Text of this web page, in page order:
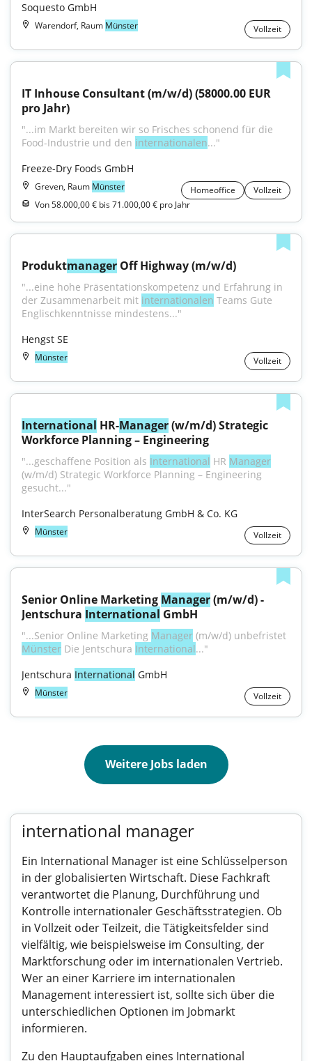
Soquesto GmbH
Warendorf, Raum Münster Vollzeit
IT Inhouse Consultant (m/w/d) (58000.00 EUR
pro Jahr)
"...im Markt bereiten wir so Frisches schonend für die
Food-Industrie und den internationalen..."
Freeze-Dry Foods GmbH
Greven, Raum Münster Homeoffice
Vollzeit
Von 58.000,00 € bis 71.000,00 € pro Jahr
Produktmanager Off Highway (m/w/d)
"...eine hohe Präsentationskompetenz und Erfahrung in
der Zusammenarbeit mit internationalen Teams Gute
Englischkenntnisse mindestens..."
Hengst SE
Münster Vollzeit
International HR-Manager (w/m/d) Strategic
Workforce Planning – Engineering
"...geschaffene Position als International HR Manager
(w/m/d) Strategic Workforce Planning – Engineering
gesucht..."
InterSearch Personalberatung GmbH & Co. KG
Münster Vollzeit
Senior Online Marketing Manager (m/w/d) -
Jentschura International GmbH
"...Senior Online Marketing Manager
Münster Die Jentschura International..."
Jentschura International GmbH
Münster Vollzeit
Weitere Jobs laden
international manager
Ein International Manager ist eine Schlüsselperson
in der globalisierten Wirtschaft. Diese Fachkraft
verantwortet die Planung, Durchführung und
Kontrolle internationaler Geschäftsstrategien. Ob
in Vollzeit oder Teilzeit, die Tätigkeitsfelder sind
vielfältig, wie beispielsweise im Consulting, der
Marktforschung oder im internationalen Vertrieb.
Wer an einer Karriere im internationalen
Management interessiert ist, sollte sich über die
unterschiedlichen Optionen im Jobmarkt
informieren.
Zu den Hauptaufgaben eines International